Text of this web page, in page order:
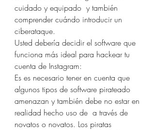
cuidado y equipado  y también
comprender cuándo introducir un
ciberataque.
Usted debería decidir el software que
funciona más ideal para hackear tu
cuenta de Instagram:
Es es necesario tener en cuenta que
algunos tipos de software pirateado
amenazan y también debe no estar en
realidad hecho uso de  a través de
novatos o novatos. Los piratas